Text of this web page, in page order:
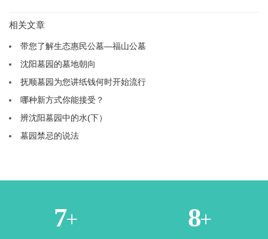
相关文章
带您了解生态惠民公墓—福山公墓
沈阳墓园的墓地朝向
抚顺墓园为您讲纸钱何时开始流行
哪种新方式你能接受？
辨沈阳墓园中的水(下）
墓园禁忌的说法
2+ 4+